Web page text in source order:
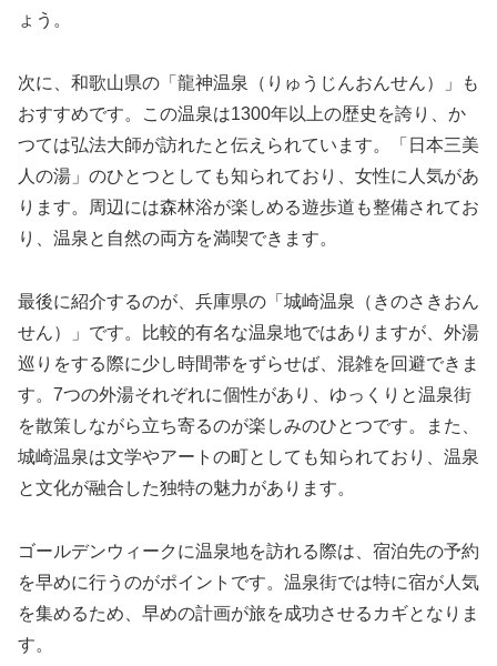
ょう。
次に、和歌山県の「龍神温泉（りゅうじんおんせん）」も
おすすめです。この温泉は1300年以上の歴史を誇り、か
つては弘法大師が訪れたと伝えられています。「日本三美
人の湯」のひとつとしても知られており、女性に人気があ
ります。周辺には森林浴が楽しめる遊歩道も整備されてお
り、温泉と自然の両方を満喫できます。
最後に紹介するのが、兵庫県の「城崎温泉（きのさきおん
せん）」です。比較的有名な温泉地ではありますが、外湯
巡りをする際に少し時間帯をずらせば、混雑を回避できま
す。7つの外湯それぞれに個性があり、ゆっくりと温泉街
を散策しながら立ち寄るのが楽しみのひとつです。また、
城崎温泉は文学やアートの町としても知られており、温泉
と文化が融合した独特の魅力があります。
ゴールデンウィークに温泉地を訪れる際は、宿泊先の予約
を早めに行うのがポイントです。温泉街では特に宿が人気
を集めるため、早めの計画が旅を成功させるカギとなりま
す。